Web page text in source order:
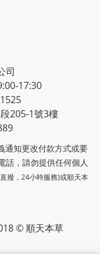
司
17:30
205-1號3樓
通知更改付款方式或要
話，請勿提供任何個人
撥，24小時服務)或順天本
© 順天本草